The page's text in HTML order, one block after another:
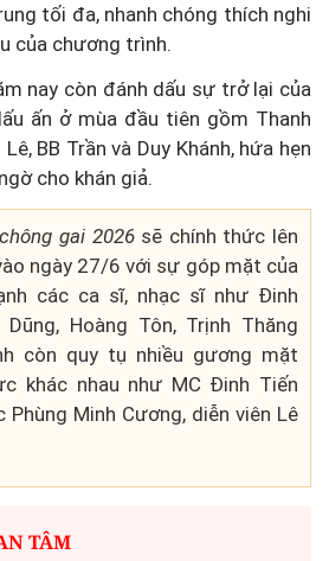
tối đa, nhanh chóng thích nghi
của chương trình.
nay còn đánh dấu sự trở lại của
ấn ở mùa đầu tiên gồm Thanh
BB Trần và Duy Khánh, hứa hẹn
cho khán giả.
gai 2026sẽ chính thức lên
ngày 27/6 với sự góp mặt của
các ca sĩ, nhạc sĩ như Đinh
Dũng, Hoàng Tôn, Trịnh Thăng
còn quy tụ nhiều gương mặt
khác nhau như MC Đinh Tiến
Phùng Minh Cương, diễn viên Lê
TÂM